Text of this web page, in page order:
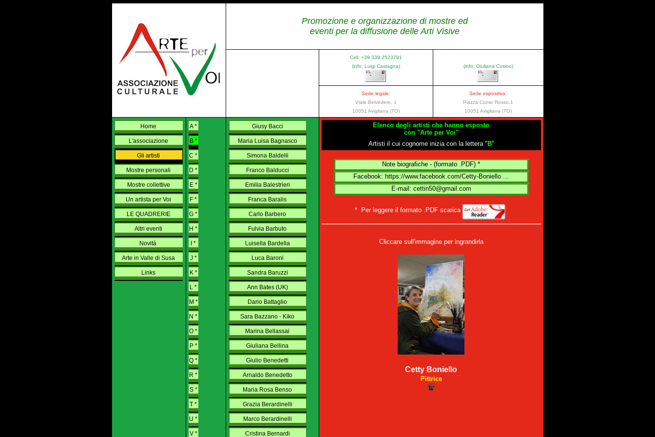
Promozione e organizzazione di mostre ed
eventi per la diffusione delle Arti Visive
Cell. +39 339 2523791
(info: Luigi Castagna)
(info: Giuliana Cusino)
Sede legale:
Viale Belvedere, 1
10051 Avigliana (TO)
Sede espositiva:
Piazza Conte Rosso,1
10051 Avigliana (TO)
Home
L'associazione
Gli artisti
Mostre personali
Mostre collettive
Un artista per Voi
LE QUADRERIE
Altri eventi
Novità
Arte in Valle di Susa
Links
A *
B *
C *
D *
E *
F *
G *
H *
I *
J *
K *
L *
M *
N *
O *
P *
Q *
R *
S *
T *
U *
V *
Giusy Bacci
Maria Luisa Bagnasco
Simona Baldelli
Franco Balducci
Emilia Balestrieri
Franca Baralis
Carlo Barbero
Fulvia Barbuto
Luisella Bardella
Luca Baroni
Sandra Baruzzi
Ann Bates (UK)
Dario Battaglio
Sara Bazzano - Kiko
Marina Bellassai
Giuliana Bellina
Giulio Benedetti
Arnaldo Benedetto
Maria Rosa Benso
Grazia Berardinelli
Marco Berardinelli
Cristina Bernardi
Elenco degli artisti che hanno esposto
con "Arte per Voi"
Artisti il cui cognome inizia con la lettera " B"
Note biografiche - (formato .PDF) *
Facebook: https://www.facebook.com/Cetty-Boniello ...
E-mail: cettin50@gmail.com
* Per leggere il formato .PDF scarica
Cliccare sull'immagine per ingrandirla
Cetty Boniello
Pittrice